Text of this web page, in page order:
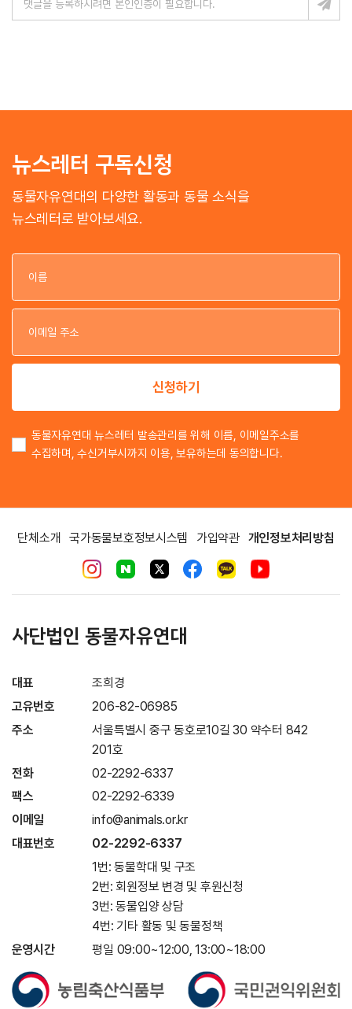
뉴스레터 구독신청
동물자유연대의 다양한 활동과 동물 소식을
뉴스레터로 받아보세요.
이
이
신청하기
동물자유연대 뉴스레터 발송관리를 위해 이름, 이메일주소를
수집하며, 수신거부시까지 이용, 보유하는데 동의합니다.
단체소개 국가동물보호정보시스템 가입약관 개인정보처리방침
사단법인 동물자유연대
대표
조희경
고유번호
206-82-06985
주소
서울특별시 중구 동호로10길 30 약수터 842
201호
전화
02-2292-6337
팩스
02-2292-6339
이메일
info@animals.or.kr
대표번호
02-2292-6337
1번: 동물학대 및 구조
2번: 회원정보 변경 및 후원신청
3번: 동물입양 상담
4번: 기타 활동 및 동물정책
운영시간
평일 09:00~12:00, 13:00~18:00